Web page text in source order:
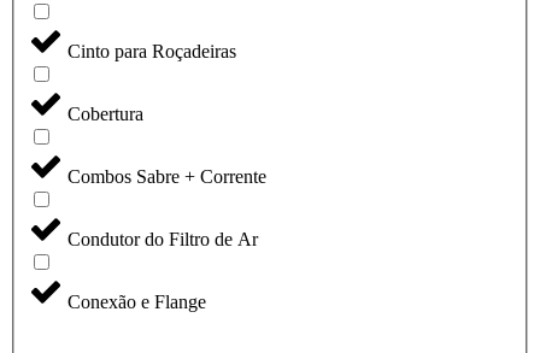
Cinto para Roçadeiras
Cobertura
Combos Sabre + Corrente
Condutor do Filtro de Ar
Conexão e Flange